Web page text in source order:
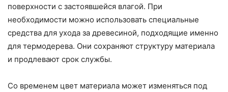
поверхности с застоявшейся влагой. При
необходимости можно использовать специальные
средства для ухода за древесиной, подходящие именно
для термодерева. Они сохраняют структуру материала
и продлевают срок службы.
Со временем цвет материала может изменяться под